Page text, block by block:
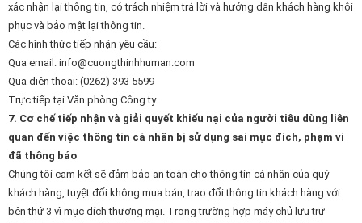
xác nhận lại thông tin, có trách nhiệm trả lời và hướng dẫn khách hàng khôi
phục và bảo mật lại thông tin.
Các hình thức tiếp nhận yêu cầu:
Qua email: info@cuongthinhhuman.com
Qua điện thoại: (0262) 393 5599
Trực tiếp tại Văn phòng Công ty
7. Cơ chế tiếp nhận và giải quyết khiếu nại của người tiêu dùng liên
quan đến việc thông tin cá nhân bị sử dụng sai mục đích, phạm vi
đã thông báo
Chúng tôi cam kết sẽ đảm bảo an toàn cho thông tin cá nhân của quý
khách hàng, tuyệt đối không mua bán, trao đổi thông tin khách hàng với
bên thứ 3 vì mục đích thương mại. Trong trường hợp máy chủ lưu trữ